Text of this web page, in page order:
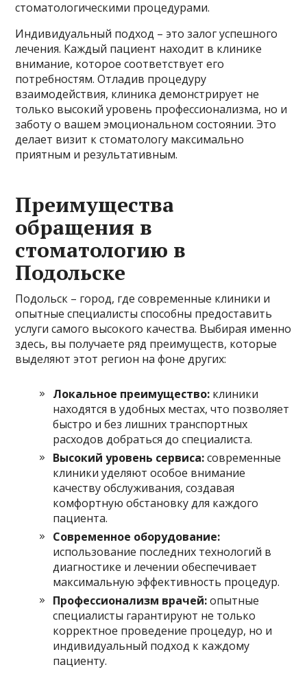
стоматологическими процедурами.
Индивидуальный подход – это залог успешного
лечения. Каждый пациент находит в клинике
внимание, которое соответствует его
потребностям. Отладив процедуру
взаимодействия, клиника демонстрирует не
только высокий уровень профессионализма, но и
заботу о вашем эмоциональном состоянии. Это
делает визит к стоматологу максимально
приятным и результативным.
Преимущества
обращения в
стоматологию в
Подольске
Подольск – город, где современные клиники и
опытные специалисты способны предоставить
услуги самого высокого качества. Выбирая именно
здесь, вы получаете ряд преимуществ, которые
выделяют этот регион на фоне других:
Локальное преимущество: клиники
находятся в удобных местах, что позволяет
быстро и без лишних транспортных
расходов добраться до специалиста.
Высокий уровень сервиса:современные
клиники уделяют особое внимание
качеству обслуживания, создавая
комфортную обстановку для каждого
пациента.
Современное оборудование:
использование последних технологий в
диагностике и лечении обеспечивает
максимальную эффективность процедур.
Профессионализм врачей:опытные
специалисты гарантируют не только
корректное проведение процедур, но и
индивидуальный подход к каждому
пациенту.